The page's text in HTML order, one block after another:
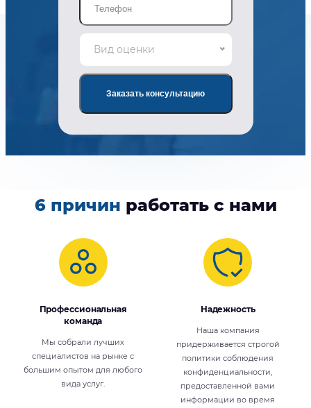
Вид оценки
Заказать консультацию
6 причин работать с нами
Профессиональная
команда
Мы собрали лучших
специалистов на рынке с
большим опытом для любого
вида услуг.
Надежность
Наша компания
придерживается строгой
политики соблюдения
конфиденциальности,
предоставленной вами
информации во время